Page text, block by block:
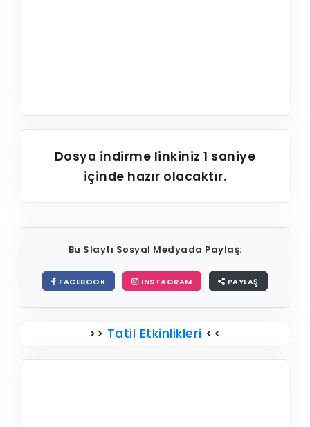
Dosya indirme linkiniz1 saniye
içinde hazır olacaktır.
Bu Slaytı Sosyal Medyada Paylaş:
FACEBOOK INSTAGRAM PAYLAŞ
>> Tatil Etkinlikleri <<